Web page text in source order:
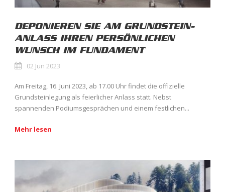
DEPONIEREN SIE AM GRUNDSTEIN-
ANLASS IHREN PERSÖNLICHEN
WUNSCH IM FUNDAMENT
02 Jun 2023
Am Freitag, 16. Juni 2023, ab 17.00 Uhr findet die offizielle
Grundsteinlegung als feierlicher Anlass statt. Nebst
spannenden Podiumsgesprächen und einem festlichen...
Mehr lesen